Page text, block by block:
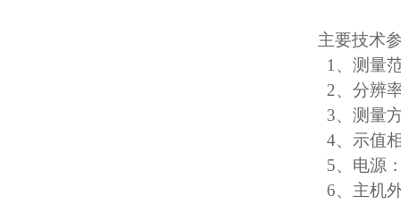
主要技术
1、测量
2、分辨
3、测量
4、示值
5、电源
6、主机